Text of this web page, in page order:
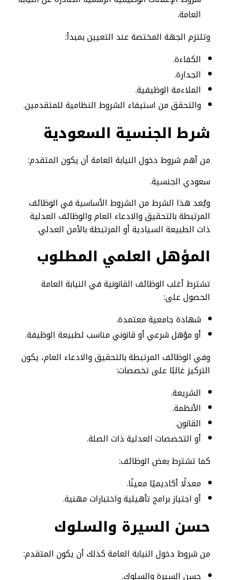
العامة.
وتلتزم الجهة المختصة عند التعيين بمبدأ:
الكفاءة.
الجدارة.
الملاءمة الوظيفية.
والتحقق من استيفاء الشروط النظامية للمتقدمين.
شرط الجنسية السعودية
من أهم شروط دخول النيابة العامة أن يكون المتقدم:
سعودي الجنسية.
ويُعد هذا الشرط من الشروط الأساسية في الوظائف
المرتبطة بالتحقيق والادعاء العام والوظائف العدلية
ذات الطبيعة السيادية أو المرتبطة بالأمن العدلي.
المؤهل العلمي المطلوب
تشترط أغلب الوظائف القانونية في النيابة العامة
الحصول على:
شهادة جامعية معتمدة.
أو مؤهل شرعي أو قانوني مناسب لطبيعة الوظيفة.
وفي الوظائف المرتبطة بالتحقيق والادعاء العام، يكون
التركيز غالبًا على تخصصات:
الشريعة.
الأنظمة.
القانون.
أو التخصصات العدلية ذات الصلة.
كما تشترط بعض الوظائف:
معدلًا أكاديميًا معينًا.
أو اجتياز برامج تأهيلية واختبارات مهنية.
حسن السيرة والسلوك
من شروط دخول النيابة العامة كذلك أن يكون المتقدم:
حسن السيرة والسلوك.